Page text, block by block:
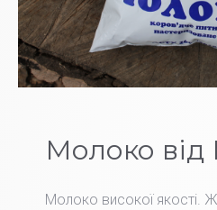
Молоко від
Молоко високої якості.